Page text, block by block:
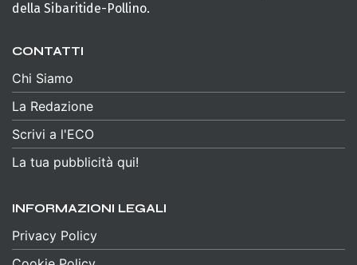
della Sibaritide-Pollino.
CONTATTI
Chi Siamo
La Redazione
Scrivi a l'ECO
La tua pubblicità qui!
INFORMAZIONI LEGALI
Privacy Policy